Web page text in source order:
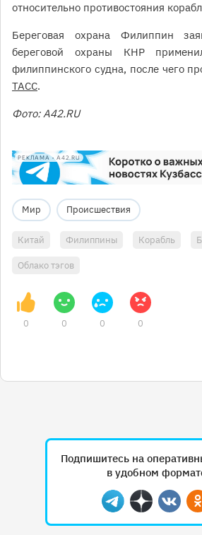
относительно противостояния
Береговая охрана Филиппин
береговой охраны КНР
филиппинского судна, после чего
ТАСС.
Фото: А42.RU
РЕКЛАМА • A42.RU
Мир Происшествия
Китай Филиппины Корабль
Облако тэгов
0 0 0 0
Подпишитесь на
в удобном
Telegram
Дзен